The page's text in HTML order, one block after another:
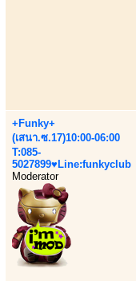
+Funky+
(เสนา.ซ.17)10:00-06:00
T:085-
5027899♥Line:funkyclub
Moderator